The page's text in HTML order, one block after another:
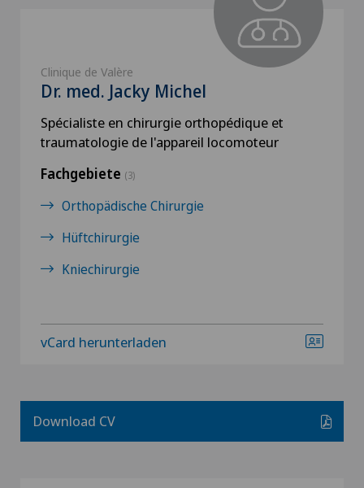
Clinique de Valère
Dr. med. Jacky Michel
Spécialiste en chirurgie orthopédique et
traumatologie de l'appareil locomoteur
Fachgebiete (3)
Orthopädische Chirurgie
Hüftchirurgie
Kniechirurgie
vCard herunterladen
Download CV